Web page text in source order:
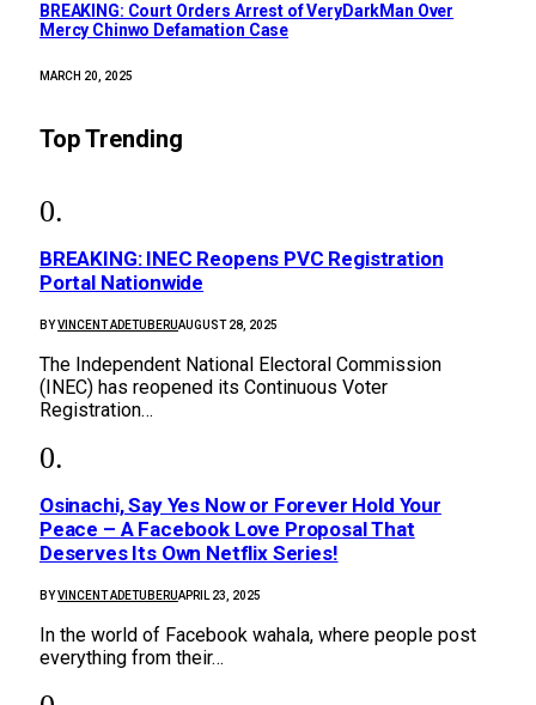
BREAKING: Court Orders Arrest of VeryDarkMan Over
Mercy Chinwo Defamation Case
MARCH 20, 2025
Top Trending
BREAKING: INEC Reopens PVC Registration
Portal Nationwide
BYVINCENT ADETUBERUAUGUST 28, 2025
The Independent National Electoral Commission
(INEC) has reopened its Continuous Voter
Registration…
Osinachi, Say Yes Now or Forever Hold Your
Peace – A Facebook Love Proposal That
Deserves Its Own Netflix Series!
BYVINCENT ADETUBERUAPRIL 23, 2025
In the world of Facebook wahala, where people post
everything from their…